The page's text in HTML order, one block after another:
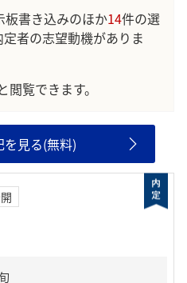
板書き込みのほか14件の選
者の志望動機がありま
閲覧できます。
見る(無料)